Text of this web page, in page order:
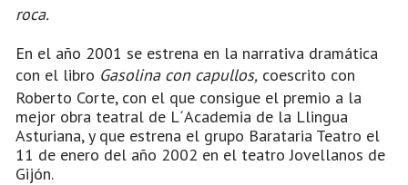
roca.
En el año 2001 se estrena en la narrativa dramática
con el libro Gasolina con capullos, coescrito con
Roberto Corte, con el que consigue el premio a la
mejor obra teatral de L´Academia de la Llingua
Asturiana, y que estrena el grupo Barataria Teatro el
11 de enero del año 2002 en el teatro Jovellanos de
Gijón.